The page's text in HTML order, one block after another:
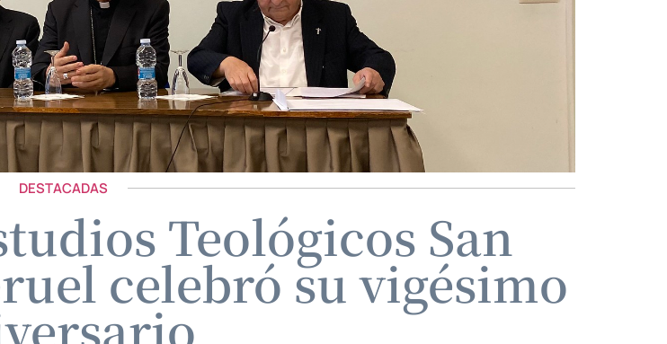
DESTACADAS
Teológicos San
celebró su vigésimo